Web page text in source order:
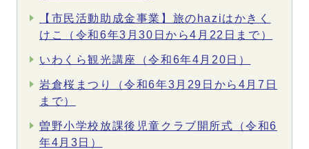
【市民活動助成金事業】旅のhaziはかきく
けこ（令和6年3月30日から4月22日まで）
いわくら観光講座（令和6年4月20日）
岩倉桜まつり（令和6年3月29日から4月7日
まで）
曽野小学校放課後児童クラブ開所式（令和6
年4月3日）